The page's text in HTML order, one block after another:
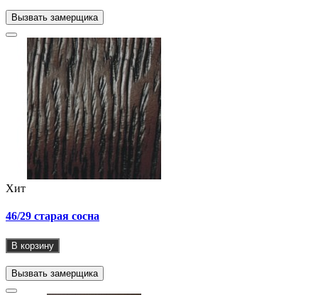
Вызвать замерщика
Хит
46/29 старая сосна
В корзину
Вызвать замерщика